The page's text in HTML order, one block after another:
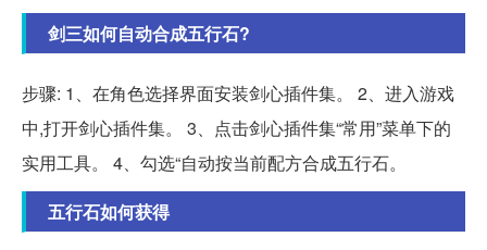
剑三如何自动合成五行石?
步骤: 1、在角色选择界面安装剑心插件集。 2、进入游戏
中,打开剑心插件集。 3、点击剑心插件集“常用”菜单下的
实用工具。 4、勾选“自动按当前配方合成五行石。
五行石如何获得